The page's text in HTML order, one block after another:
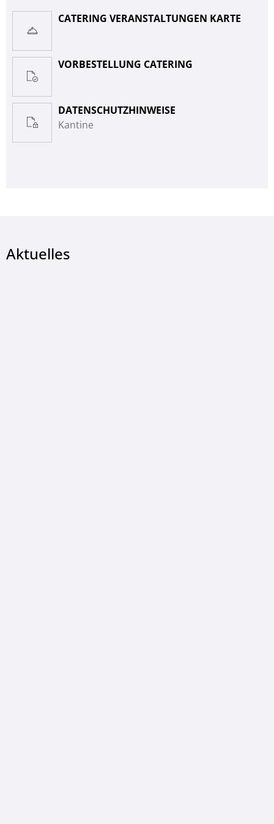
CATERING VERANSTALTUNGEN KARTE
VORBESTELLUNG CATERING
DATENSCHUTZHINWEISE
Kantine
Aktuelles